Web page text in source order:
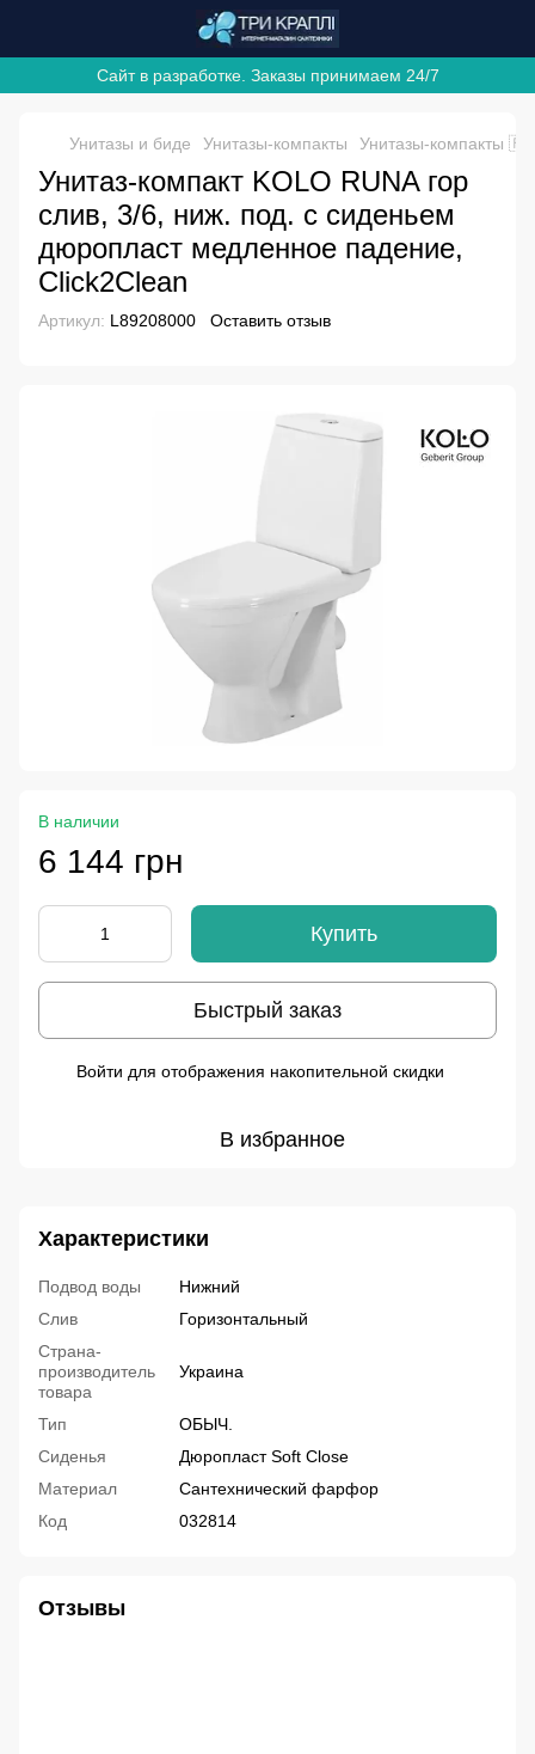
Сайт в разработке. Заказы принимаем 24/7
Унитазы и биде Унитазы-компакты Унитазы-компакты
Унитаз-компакт KOLO RUNA гор
слив, 3/6, ниж. под. с сиденьем
дюропласт медленное падение,
Click2Clean
Артикул: L89208000 Оставить отзыв
В наличии
6 144 грн
Купить
Быстрый заказ
Войти для отображения накопительной скидки
В избранное
Характеристики
Подвод воды
Нижний
Слив
Горизонтальный
Страна-
производитель
товара
Украина
Тип
ОБЫЧ.
Сиденья
Дюропласт Soft Close
Материал
Сантехнический фарфор
Код
032814
Отзывы